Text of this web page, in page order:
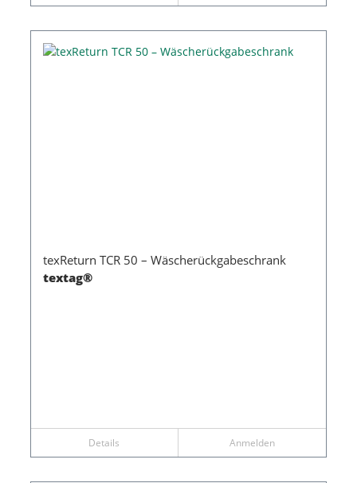
texReturn TCR 50 – Wäscherückgabeschrank
textag®
Details Anmelden